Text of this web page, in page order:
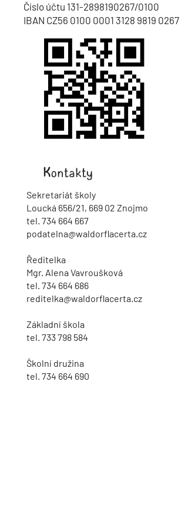
Číslo účtu 131-2898190267/0100
IBAN CZ56 0100 0001 3128 9819 0267
Kontakty
Sekretariát školy
Loucká 656/21, 669 02 Znojmo
tel. 734 664 667
podatelna@waldorflacerta.cz
Ředitelka
Mgr. Alena Vavroušková
tel. 734 664 686
reditelka@waldorflacerta.cz
Základní škola
tel. 733 798 584
Školní družina
tel. 734 664 690